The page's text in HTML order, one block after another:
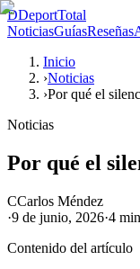
DDeportTotal
NoticiasGuíasReseñas
Inicio
›Noticias
›Por qué el
Noticias
Por qué el
CCarlos Méndez
·9 de junio, 2026·4 min
Contenido del artículo